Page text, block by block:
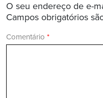
O seu endereço de e-
Campos obrigatórios
Comentário *